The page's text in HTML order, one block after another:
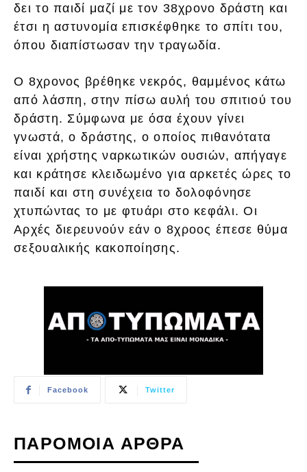
δει το παιδί μαζί με τον 38χρονο δράστη και
έτσι η αστυνομία επισκέφθηκε το σπίτι του,
όπου διαπίστωσαν την τραγωδία.
Ο 8χρονος βρέθηκε νεκρός, θαμμένος κάτω
από λάσπη, στην πίσω αυλή του σπιτιού του
δράστη. Σύμφωνα με όσα έχουν γίνει
γνωστά, ο δράστης, ο οποίος πιθανότατα
είναι χρήστης ναρκωτικών ουσιών, απήγαγε
και κράτησε κλειδωμένο για αρκετές ώρες το
παιδί και στη συνέχεια το δολοφόνησε
χτυπώντας το με φτυάρι στο κεφάλι. Οι
Αρχές διερευνούν εάν ο 8χροος έπεσε θύμα
σεξουαλικής κακοποίησης.
Facebook Twitter
ΠΑΡΟΜΟΙΑ ΑΡΘΡΑ